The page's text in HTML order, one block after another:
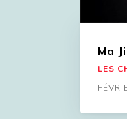
Ma
LES